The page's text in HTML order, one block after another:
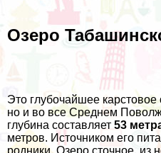
Озеро
Это глубочайшее
но и во все Среднем
глубина составляет 53
метров. Источником его
родники. Озеро сточное, из